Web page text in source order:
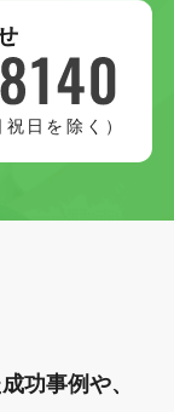
日を除く）
功事例や、